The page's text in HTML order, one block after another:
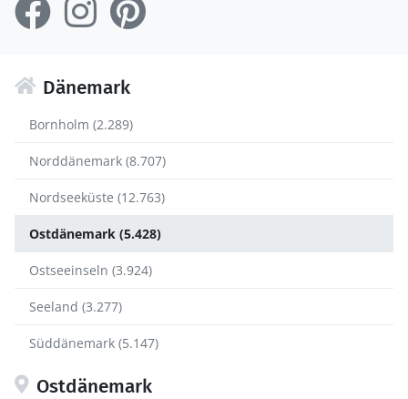
Dänemark
Bornholm (2.289)
Norddänemark (8.707)
Nordseeküste (12.763)
Ostdänemark (5.428)
Ostseeinseln (3.924)
Seeland (3.277)
Süddänemark (5.147)
Ostdänemark